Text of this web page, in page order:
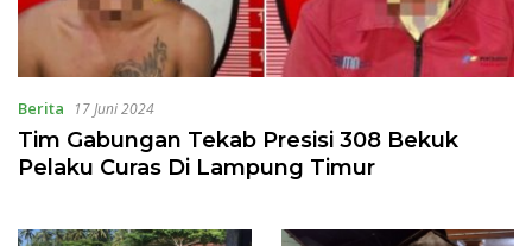
Berita 17 Juni 2024
Tim Gabungan Tekab Presisi 308 Bekuk
Pelaku Curas Di Lampung Timur